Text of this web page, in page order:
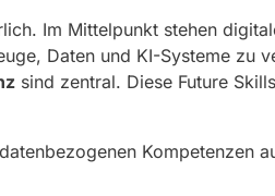
Im Mittelpunkt stehen
Daten und KI-Systeme zu
sind zentral. Diese Future
Kompetenzen